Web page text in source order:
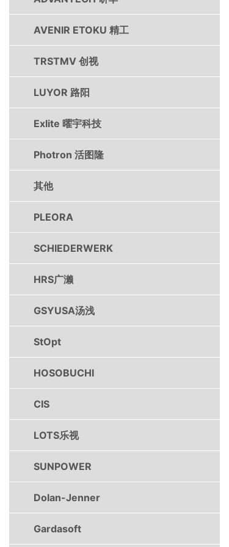
AVENIR ETOKU 精工
TRSTMV 创视
LUYOR 路阳
Exlite 曜宇科技
Photron 活图隆
其他
PLEORA
SCHIEDERWERK
HRS广濑
GSYUSA汤浅
StOpt
HOSOBUCHI
CIS
LOTS乐视
SUNPOWER
Dolan-Jenner
Gardasoft